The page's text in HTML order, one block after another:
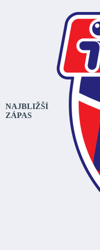
NAJBLIŽŠÍ
ZÁPAS